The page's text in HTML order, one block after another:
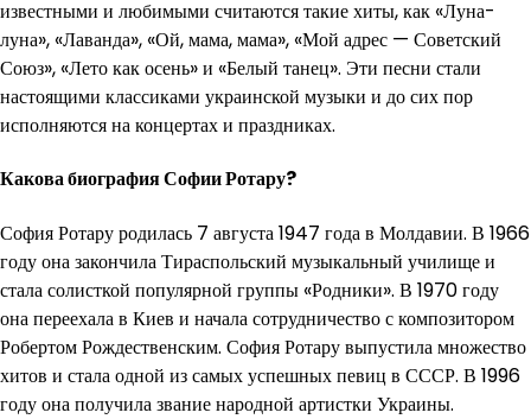
известными и любимыми считаются такие хиты, как «Луна-
луна», «Лаванда», «Ой, мама, мама», «Мой адрес — Советский
Союз», «Лето как осень» и «Белый танец». Эти песни стали
настоящими классиками украинской музыки и до сих пор
исполняются на концертах и праздниках.
Какова биография Софии Ротару?
София Ротару родилась 7 августа 1947 года в Молдавии. В 1966
году она закончила Тираспольский музыкальный училище и
стала солисткой популярной группы «Родники». В 1970 году
она переехала в Киев и начала сотрудничество с композитором
Робертом Рождественским. София Ротару выпустила множество
хитов и стала одной из самых успешных певиц в СССР. В 1996
году она получила звание народной артистки Украины.